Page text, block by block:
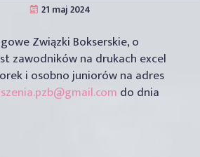
Związki Bokserskie, o
zawodników na drukach excel
i osobno juniorów na adres
do dnia